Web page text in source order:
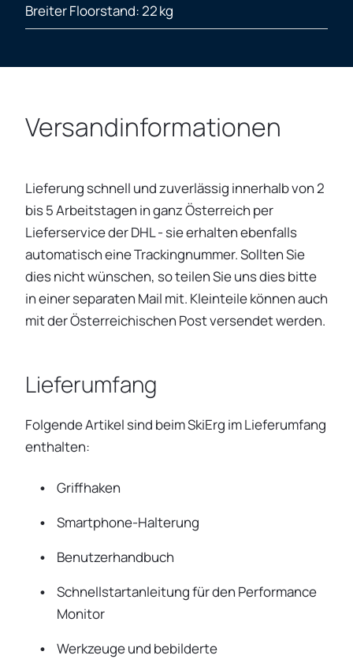
Breiter Floorstand: 22 kg
Versandinformationen
Lieferung schnell und zuverlässig innerhalb von 2
bis 5 Arbeitstagen in ganz Österreich per
Lieferservice der DHL - sie erhalten ebenfalls
automatisch eine Trackingnummer. Sollten Sie
dies nicht wünschen, so teilen Sie uns dies bitte
in einer separaten Mail mit. Kleinteile können auch
mit der Österreichischen Post versendet werden.
Lieferumfang
Folgende Artikel sind beim SkiErg im Lieferumfang
enthalten:
Griffhaken
Smartphone-Halterung
Benutzerhandbuch
Schnellstartanleitung für den Performance
Monitor
Werkzeuge und bebilderte